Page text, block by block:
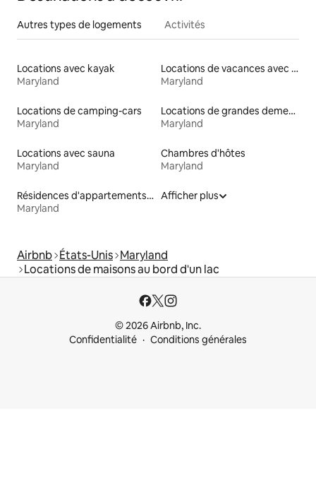
Autres types de logements Activités
Locations avec kayak
Maryland
Locations de vacances avec piscine
Maryland
Locations de camping-cars
Maryland
Locations de grandes demeures
Maryland
Locations avec sauna
Maryland
Chambres d'hôtes
Maryland
Résidences d'appartements en location
Maryland
Afficher plus
Airbnb États-Unis Maryland
Locations de maisons au bord d'un lac
© 2026 Airbnb, Inc.
Confidentialité
Conditions générales